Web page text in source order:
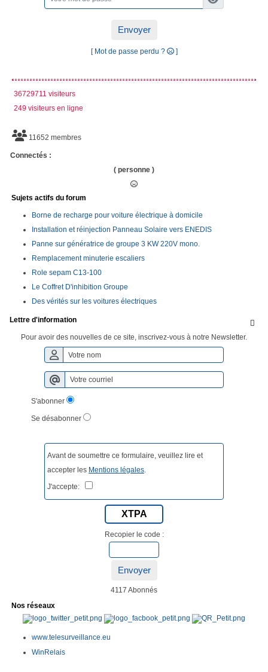
Envoyer
[ Mot de passe perdu ? ]
36729711 visiteurs
249 visiteurs en ligne
11652 membres
Connectés :
( personne )
Sujets actifs du forum
Borne de recharge pour voiture électrique à domicile
Installation et réinjection Panneau Solaire vers ENEDIS
Panne sur génératrice de groupe 3 KW 220V mono.
Remplacement minuterie escaliers
Role sepam C13-100
Le Coffret D'inhibition Groupe
Des vérités sur les voitures électriques

Lettre d'information
Pour avoir des nouvelles de ce site, inscrivez-vous à notre Newsletter.
S'abonner
Se désabonner
Avant de soumettre ce formulaire, veuillez lire et
accepter les Mentions légales.
J'accepte:
XTPA
Recopier le code :
Envoyer
4117 Abonnés
Nos réseaux
www.telesurveillance.eu
WinRelais